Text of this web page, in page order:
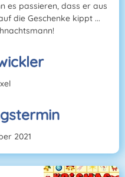
es passieren, dass er aus
die Geschenke kippt ...
2021